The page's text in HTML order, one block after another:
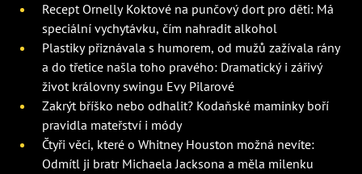
Recept Ornelly Koktové na punčový dort pro děti: Má
speciální vychytávku, čím nahradit alkohol
Plastiky přiznávala s humorem, od mužů zažívala rány
a do třetice našla toho pravého: Dramatický i zářivý
život královny swingu Evy Pilarové
Zakrýt bříško nebo odhalit? Kodaňské maminky boří
pravidla mateřství i módy
Čtyři věci, které o Whitney Houston možná nevíte:
Odmítl ji bratr Michaela Jacksona a měla milenku